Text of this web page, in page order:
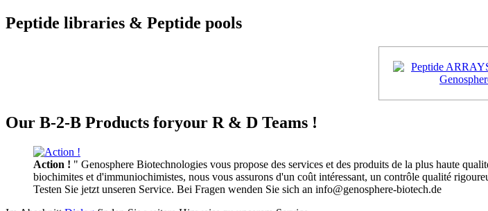
Peptide libraries & Peptide pools
Our B-2-B Products foryour R & D Teams !
Action ! " Genosphere Biotechnologies vous propose des services et des produits de la plus haute
biochimites et d'immuniochimistes, nous vous assurons d'un coût intéressant, un contrôle qualité
Testen Sie jetzt unseren Service. Bei Fragen wenden Sie sich an info@genosphere-biotech.de